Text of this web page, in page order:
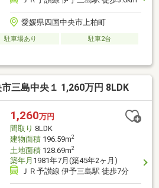
愛媛県四国中央市上柏町
駐車場あり
駐車2台
三島中央１ 1,260万円 8LDK
1,260万円
間取り 8LDK
建物面積196.59m2
土地面積128.69m2
築年月 1981年7月(築45年2ヶ月)
ＪＲ予讃線 伊予三島駅 徒歩7分